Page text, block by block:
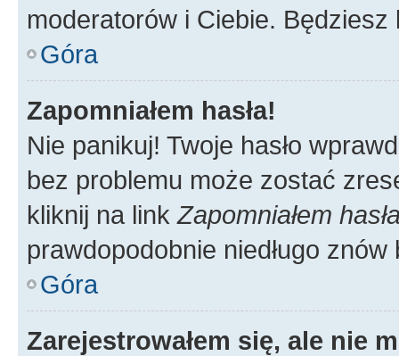
moderatorów i Ciebie.
Góra
Zapomniałem hasła!
Nie panikuj! Twoje hasło
bez problemu może zostać
kliknij na link Zapomniałem
prawdopodobnie niedługo
Góra
Zarejestrowałem się, ale nie